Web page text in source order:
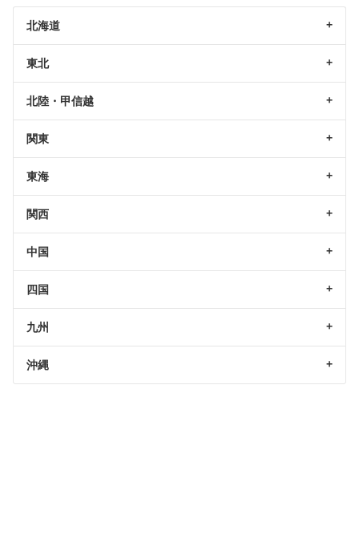
北海道
東北
北陸・甲信越
関東
東海
関西
中国
四国
九州
沖縄